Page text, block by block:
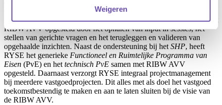
Weigeren
capaciteiten en het uitwerken van scenario’s is een plan opgesteld
voor de periode 2025-2050. Dit SHP is in nauwe samenwerking met
RIBW AVV opgesteld door het ophalen van input in sessies, het
stellen van gerichte vragen en het terugleggen en valideren van
opgehaalde inzichten. Naast de ondersteuning bij het SHP, heeft
RYSE het generieke Functioneel en Ruimtelijke Programma van
Eisen (PvE) en het technisch PvE samen met RIBW AVV
opgesteld. Daarnaast verzorgt RYSE integraal projectmanagement
bij meerdere vastgoedprojecten. Dit alles met als doel het vastgoed
toekomstbestendig te maken en aan te laten sluiten bij de visie van
de RIBW AVV.